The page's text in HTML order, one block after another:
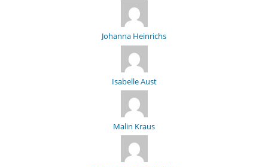
Johanna Heinrichs
Isabelle Aust
Malin Kraus